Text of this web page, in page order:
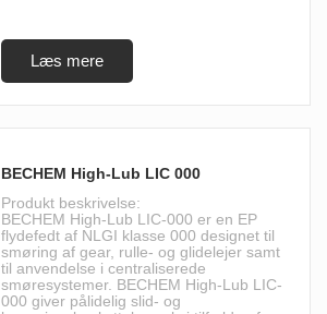
BECHEM High-Lub LIC 000
Produkt beskrivelse:
BECHEM High-Lub LIC-000 er en EP
flydefedt af NLGI klasse 000 designet til
smøring af gear, rulle- og glidelejer samt
til anvendelse i centraliserede
smøresystemer. BECHEM High-Lub LIC-
000 giver pålidelig slid- og